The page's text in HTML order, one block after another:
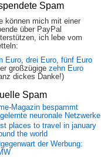
Spam
können mich mit einer
über PayPal
ich lebe vom
Euro, drei Euro, fünf Euro
großzügige zehn Euro
dickes Danke!)
Spam
Magazin bespammt
neuronale Netzwerke
places to travel in january
the world
der Werbung: